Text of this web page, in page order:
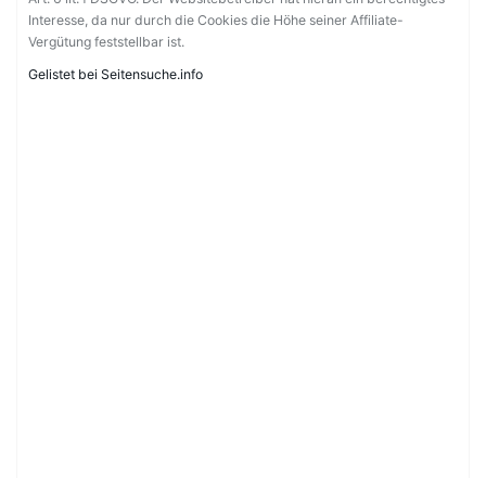
Interesse, da nur durch die Cookies die Höhe seiner Affiliate-
Vergütung feststellbar ist.
Gelistet bei Seitensuche.info